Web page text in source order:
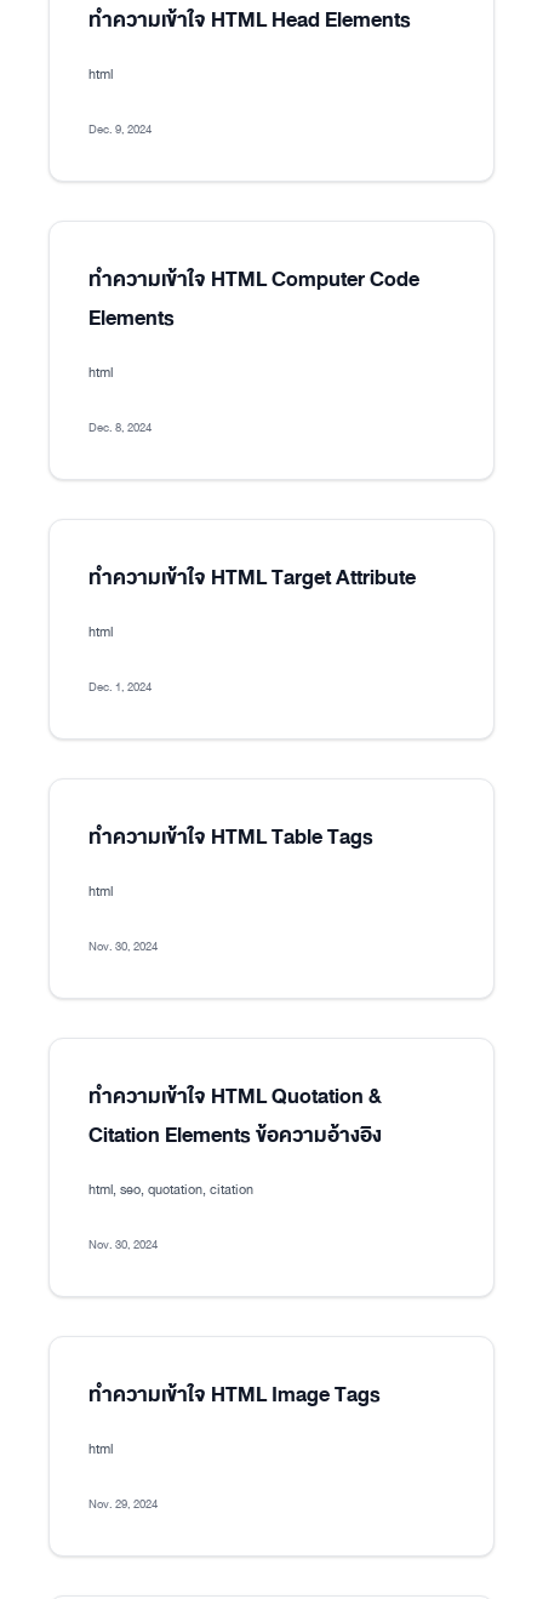
ทำความเข้าใจ HTML Head Elements
html
Dec. 9, 2024
ทำความเข้าใจ HTML Computer Code
Elements
html
Dec. 8, 2024
ทำความเข้าใจ HTML Target Attribute
html
Dec. 1, 2024
ทำความเข้าใจ HTML Table Tags
html
Nov. 30, 2024
ทำความเข้าใจ HTML Quotation &
Citation Elements ข้อความอ้างอิง
html, seo, quotation, citation
Nov. 30, 2024
ทำความเข้าใจ HTML Image Tags
html
Nov. 29, 2024